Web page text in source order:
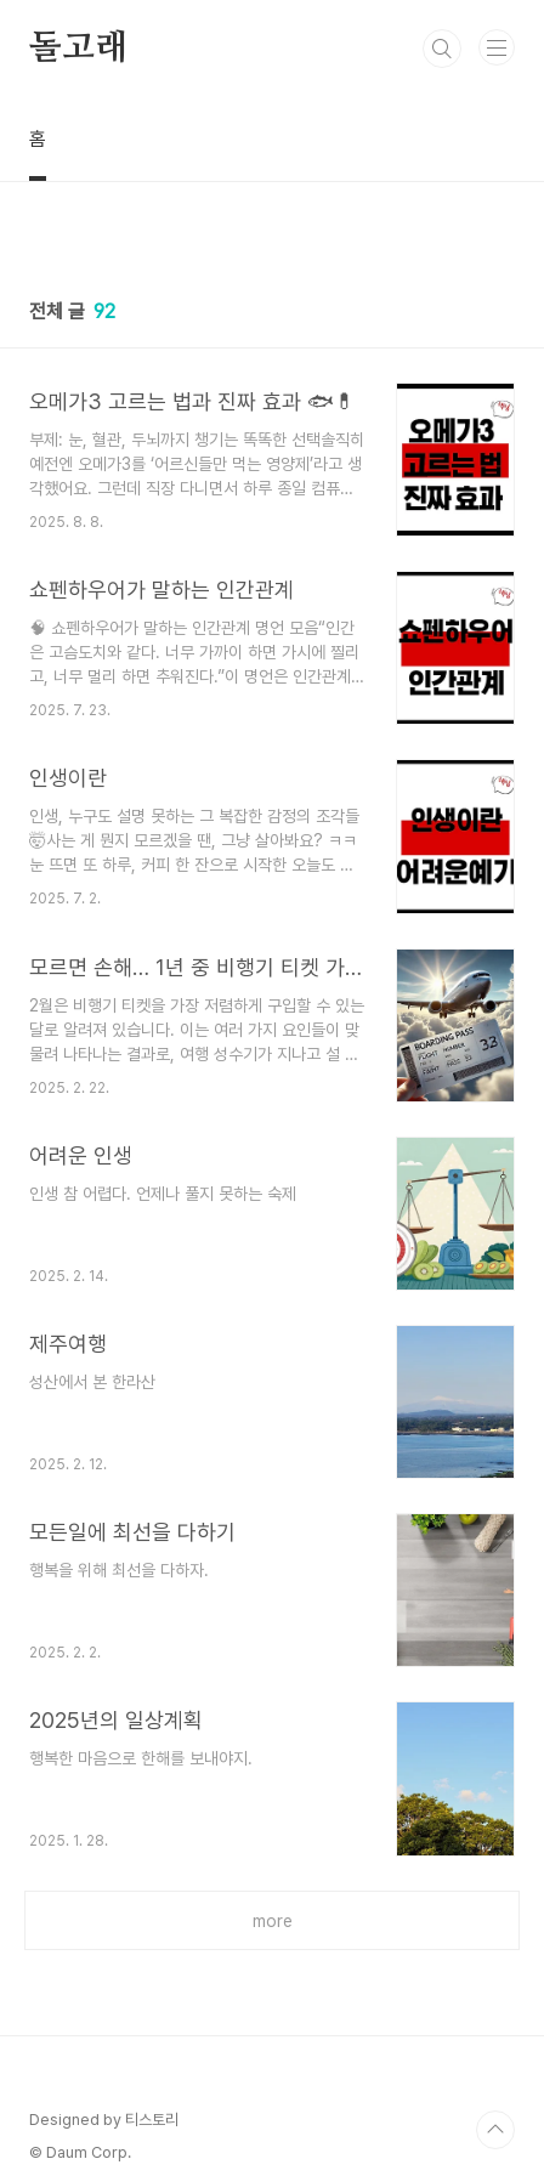
돌고래
홈
전체 글 92
오메가3 고르는 법과 진짜 효과 🐟💊
부제: 눈, 혈관, 두뇌까지 챙기는 똑똑한 선택솔직히
예전엔 오메가3를 ‘어르신들만 먹는 영양제’라고 생
각했어요. 그런데 직장 다니면서 하루 종일 컴퓨터
앞에 앉아 있고, 배달 음식 자주 먹다 보니 눈이 뻑
시작했습니다. 그런데 막상 검색해보니 종류도 많
리더라구요. 그래서 오늘은 제가 공부+직접 먹어본
경험을 토대로 오메가3 고르는 방법과 진짜 효과를
풀어드릴게요.1. 오메가3가 뭐길래 이렇게 난리?오
메가3는 불포화지방산의 한 종류로, 대표적으로
중력 ..
2025. 8. 8.
쇼펜하우어가 말하는 인간관계
🧠 쇼펜하우어가 말하는 인간관계 명언 모음“인간
은 고슴도치와 같다. 너무 가까이 하면 가시에 찔리
고, 너무 멀리 하면 추워진다.”이 명언은 인간관계의
섬세한 균형을 표현한 대표 구절이죠.너무 가까이
탁월하게 묘사했어요
“인간은 고슴도치와 같다. 너무 가까이 하면 가시에
찔리고, 너무 멀리 하면 추워진다.”의미: 인간관계엔
적정 거리가 있다.현대 적용: SNS든 오프라인이든,
서로의 사생활 존중하면서도마음의 온기를 주고받
자유로울 수 없다..
2025. 7. 23.
인생이란
인생, 누구도 설명 못하는 그 복잡한 감정의 조각들
🤯사는 게 뭔지 모르겠을 땐, 그냥 살아봐요? ㅋㅋ
눈 뜨면 또 하루, 커피 한 잔으로 시작한 오늘도 별
일 없었슴미다그런데 별일 없다는 게, 진짜 별일이
오히려 진짜 보석들이 숨어있더라구요✨그래서 오
털어보는 인생 이야기 좀 해보겠슴미다~하루에도
열두 번쯤은"이게 다 무슨 의미지?" 싶은 순간들이
있어요.근데 막상 진짜 의미 있는 순간들은치킨 한
조각, 웃음 한 번, 눈물 한 방울처럼 소소한 것들이
음이 터지고,계획..
2025. 7. 2.
모르면 손해… 1년 중 비행기 티켓 가장 저렴하게 살 수 있다는 달
2월은 비행기 티켓을 가장 저렴하게 구입할 수 있는
달로 알려져 있습니다. 이는 여러 가지 요인들이 맞
물려 나타나는 결과로, 여행 성수기가 지나고 설 연
휴가 끝나면 여행 수요가 급감하면서 항공권 가격도
50%까지 할인된 가격으로 항공권을 제공합니다.
매하는 것이 가장 경제적일 수 있습니다. 이렇게 항
예약하는 것이 유리합니다. 일반적으로 항공권은 출
성수기를 ..
2025. 2. 22.
어려운 인생
인생 참 어렵다. 언제나 풀지 못하는 숙제
2025. 2. 14.
제주여행
성산에서 본 한라산
2025. 2. 12.
모든일에 최선을 다하기
행복을 위해 최선을 다하자.
2025. 2. 2.
2025년의 일상계획
행복한 마음으로 한해를 보내야지.
2025. 1. 28.
more
Designed by 티스토리
© Daum Corp.